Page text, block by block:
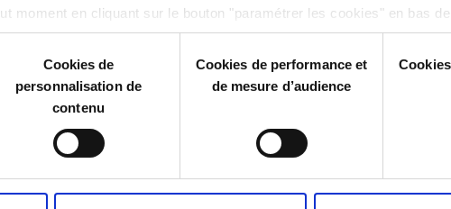
moment en cliquant sur le bouton "paramétrer les cookies" en bas
Cookies de
personnalisation de
contenu
Cookies de performance et
de mesure d’audience